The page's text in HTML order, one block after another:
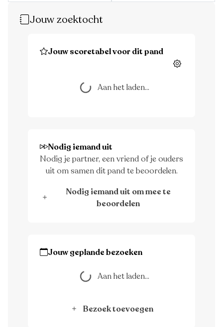
Jouw zoektocht
Jouw scoretabel voor dit pand
Instellingen
Aan het laden...Aan het laden...
Nodig iemand uit
Nodig je partner, een vriend of je ouders
uit om samen dit pand te beoordelen.
Nodig iemand uit om mee te
beoordelen
Jouw geplande bezoeken
Aan het laden...Aan het laden...
Bezoek toevoegen